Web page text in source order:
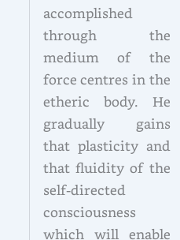
accomplished
through the
medium of the
force centres in the
etheric body. He
gradually gains
that plasticity and
that fluidity of the
self-directed
consciousness
which will enable